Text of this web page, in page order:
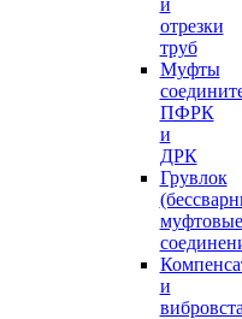
и
отрезки
труб
Муфты
ПФРК
и
ДРК
Грувлок
муфтовые
и